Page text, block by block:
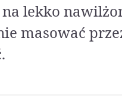
lekko
masować